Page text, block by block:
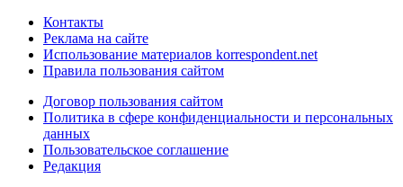
Контакты
Реклама на сайте
Использование материалов korrespondent.net
Правила пользования сайтом
Договор пользования сайтом
Политика в сфере конфиденциальности и персональных
данных
Пользовательское соглашение
Редакция